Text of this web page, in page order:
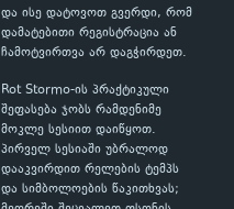
და ისე დატოვოთ გვერდი, რომ
დამატებითი რეგისტრაცია ან
ჩამოტვირთვა არ დაგჭირდეთ.
Rot Stormo-ის პრაქტიკული
შეფასება ჯობს რამდენიმე
მოკლე სესიით დაიწყოთ.
პირველ სესიაში უბრალოდ
დააკვირდით რელების ტემპს
და სიმბოლოების წაკითხვას;